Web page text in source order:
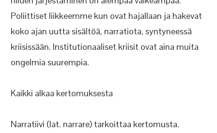
Poliittiset liikkeemme kun ovat hajallaan ja hakevat
koko ajan uutta sisältöä, narratiota, syntyneessä
kriisissään. Institutionaaliset kriisit ovat aina muita
ongelmia suurempia.
Kaikki alkaa kertomuksesta
Narratiivi (lat. narrare) tarkoittaa kertomusta.